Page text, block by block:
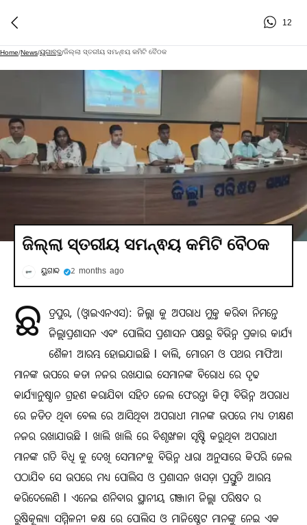
12
Home/News/ୟୁଗାବ୍ଦ/ଜିଲ୍ଲା ସ୍ତରୀୟ ସମନ୍ଵୟ କମିଟି ବୈଠକ
ଜିଲ୍ଲା ସ୍ତରୀୟ ସମନ୍ଵୟ କମିଟି ବୈଠକ
ୟୁଗାବ୍ଦ 2 months ago
ଛ ତ୍ରପୁର, (ଓ୍ବାଇଏନଏସ): ଜିଲ୍ଲା କୁ ଅପରାଧ ମୁକ୍ତ କରିବା ନିମନ୍ତେ
ଜିଲ୍ଲାପ୍ରଶାସନ ଏବଂ ପୋଲିସ ପ୍ରଶାସନ ପକ୍ଷରୁ ବିଭିନ୍ନ ପ୍ରକାର କାର୍ଯ୍ୟ
ଶୈଳୀ ଆରମ୍ଭ ହୋଇଯାଇଛି l ବାଲି, ମୋରମ ଓ ପଥର ମାଫିଆ
ମାନଙ୍କ ଉପରେ କଡା ନଜର ରଖଯାଇ ସେମାନଙ୍କ ବିରୋଧ ରେ ଦୃଢ
କାର୍ଯ୍ୟାନୁଷ୍ଠାନ ଗ୍ରହଣ କରାଯିବା ସହିତ ଜେଲ ଫେରନ୍ତା କିମ୍ବା ବିଭିନ୍ନ ଅପରାଧ
ରେ ଜଡିତ ଥିବା ବେଲ ରେ ଆସିଥିବା ଅପରାଧୀ ମାନଙ୍କ ଉପରେ ମଧ୍ୟ ତୀକ୍ଷଣ
ନଜର ରଖାଯାଉଛି l ଖାଲି ଖାଲି ରେ ବିଶୃଙ୍ଖଳା ସୃଷ୍ଟି କରୁଥିବା ଅପରାଧୀ
ମାନଙ୍କ ଗତି ବିଧି କୁ ଦେଖି ସେମାନଂକୁ ବିଭିନ୍ନ ଧାରା ଅନୁସାରେ କିପରି ଜେଲ
ପଠାଯିବ ସେ ଉପରେ ମଧ୍ୟ ପୋଲିସ ଓ ପ୍ରଶାସନ ଖସଡ଼ା ପ୍ରସ୍ତୁତି ଆରମ୍ଭ
କରିଦେଲେଣି l ଏନେଇ ଶନିବାର ସ୍ଥାନୀୟ ଗଞ୍ଜାମ ଜିଲ୍ଲା ପରିଷଦ ର
ରୁଷିକୂଲ୍ୟା ସମ୍ମିଳନୀ କକ୍ଷ ରେ ପୋଲିସ ଓ ମାଜିଷ୍ଟେଟ ମାନଙ୍କୁ ନେଇ ଏକ